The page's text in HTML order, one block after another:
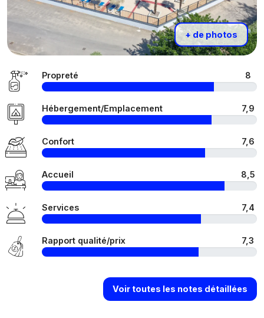
+ de photos
Propreté 8
Hébergement/Emplacement 7,9
Confort 7,6
Accueil 8,5
Services 7,4
Rapport qualité/prix 7,3
Voir toutes les notes détaillées